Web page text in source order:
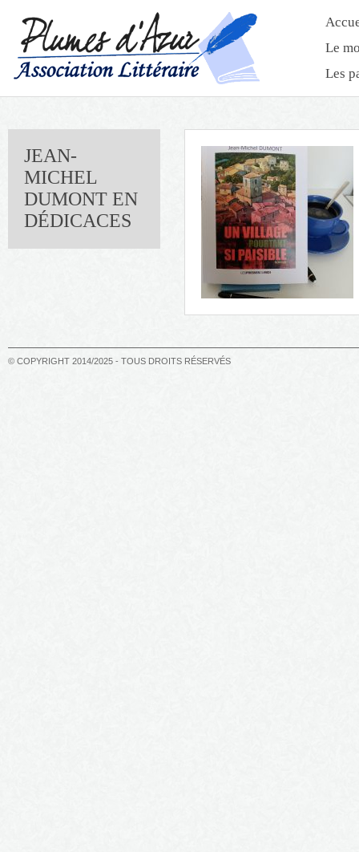
Le
Les
JEAN-
MICHEL
DUMONT EN
DÉDICACES
© COPYRIGHT 2014/2025 - TOUS DROITS RÉSERVÉS